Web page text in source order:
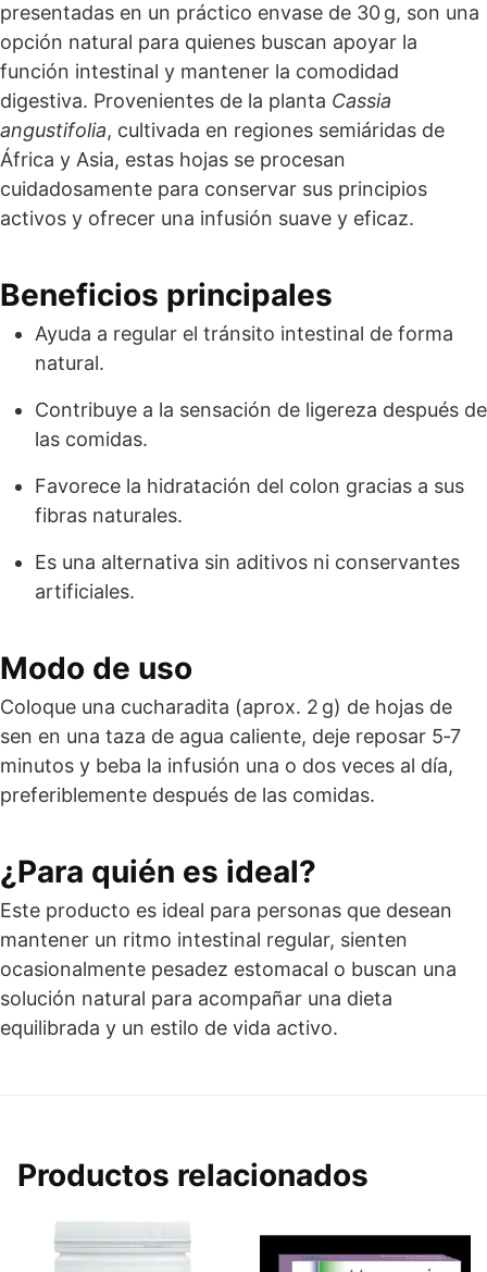
presentadas en un práctico envase de 30 g, son una
opción natural para quienes buscan apoyar la
función intestinal y mantener la comodidad
digestiva. Provenientes de la planta Cassia
angustifolia, cultivada en regiones semiáridas de
África y Asia, estas hojas se procesan
cuidadosamente para conservar sus principios
activos y ofrecer una infusión suave y eficaz.
Beneficios principales
Ayuda a regular el tránsito intestinal de forma
natural.
Contribuye a la sensación de ligereza después de
las comidas.
Favorece la hidratación del colon gracias a sus
fibras naturales.
Es una alternativa sin aditivos ni conservantes
artificiales.
Modo de uso
Coloque una cucharadita (aprox. 2 g) de hojas de
sen en una taza de agua caliente, deje reposar 5‑7
minutos y beba la infusión una o dos veces al día,
preferiblemente después de las comidas.
¿Para quién es ideal?
Este producto es ideal para personas que desean
mantener un ritmo intestinal regular, sienten
ocasionalmente pesadez estomacal o buscan una
solución natural para acompañar una dieta
equilibrada y un estilo de vida activo.
Productos relacionados